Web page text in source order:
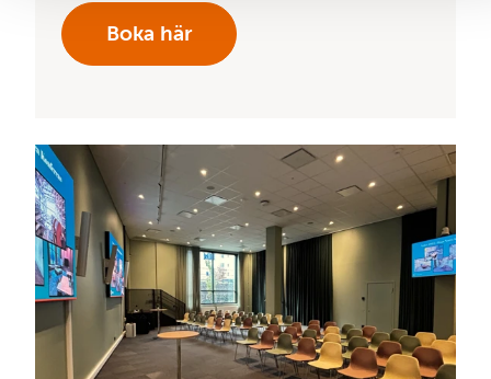
Boka här